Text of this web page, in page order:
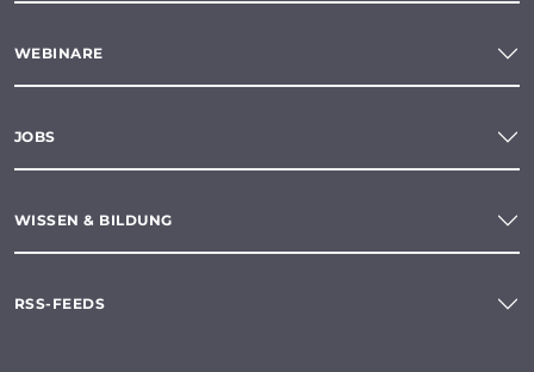
WEBINARE
JOBS
WISSEN & BILDUNG
RSS-FEEDS